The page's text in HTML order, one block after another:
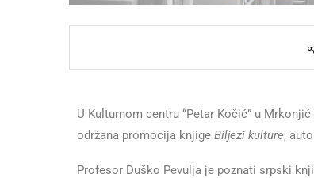
U Kulturnom centru “Petar Kočić” u
održana promocija knjige Biljezi kulture,
Profesor Duško Pevulja je poznati srpski